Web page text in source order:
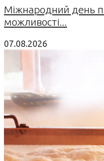
Міжнародний день
можливості...
07.08.2026